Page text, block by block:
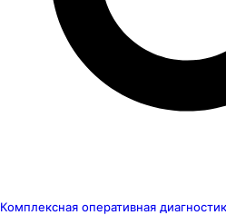
Комплексная оперативная